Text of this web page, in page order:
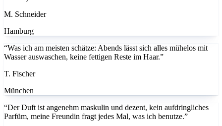
Hamburg
“Was ich am meisten schätze: Abends lässt sich alles mühelos mit
Wasser auswaschen, keine fettigen Reste im Haar.”
T. Fischer
München
“Der Duft ist angenehm maskulin und dezent, kein aufdringliches
Parfüm, meine Freundin fragt jedes Mal, was ich benutze.”
J. Becker